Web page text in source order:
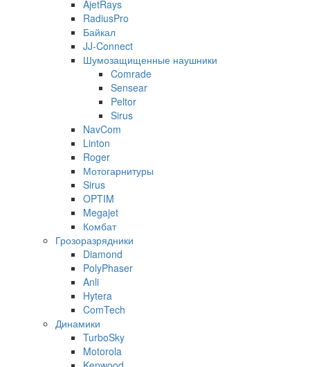
AjetRays
RadiusPro
Байкал
JJ-Connect
Шумозащищенные наушники
Comrade
Sensear
Peltor
Sirus
NavCom
Linton
Roger
Мотогарнитуры
Sirus
OPTIM
Megajet
Комбат
Грозоразрядники
Diamond
PolyPhaser
Anli
Hytera
ComTech
Динамики
TurboSky
Motorola